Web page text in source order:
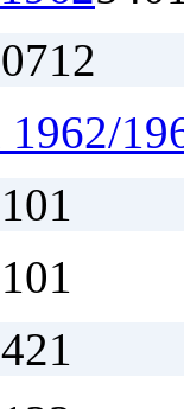
712
101
101
421